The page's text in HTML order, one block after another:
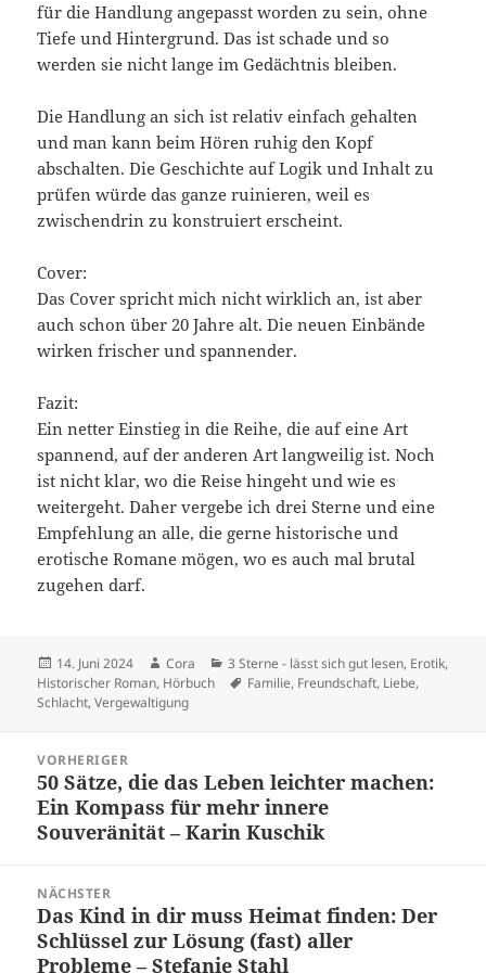
für die Handlung angepasst worden zu sein, ohne
Tiefe und Hintergrund. Das ist schade und so
werden sie nicht lange im Gedächtnis bleiben.
Die Handlung an sich ist relativ einfach gehalten
und man kann beim Hören ruhig den Kopf
abschalten. Die Geschichte auf Logik und Inhalt zu
prüfen würde das ganze ruinieren, weil es
zwischendrin zu konstruiert erscheint.
Cover:
Das Cover spricht mich nicht wirklich an, ist aber
auch schon über 20 Jahre alt. Die neuen Einbände
wirken frischer und spannender.
Fazit:
Ein netter Einstieg in die Reihe, die auf eine Art
spannend, auf der anderen Art langweilig ist. Noch
ist nicht klar, wo die Reise hingeht und wie es
weitergeht. Daher vergebe ich drei Sterne und eine
Empfehlung an alle, die gerne historische und
erotische Romane mögen, wo es auch mal brutal
zugehen darf.
Veröffentlicht
am
14. Juni 2024 Autor
Cora Kategorien
3 Sterne - lässt sich gut lesen, Erotik,
Historischer Roman, Hörbuch Schlagwörter
Familie, Freundschaft, Liebe,
Schlacht,Vergewaltigung
VORHERIGER
Vorheriger
Beitrag:
50 Sätze, die das Leben leichter machen:
Ein Kompass für mehr innere
Souveränität – Karin Kuschik
NÄCHSTER
Nächster
Beitrag:
Das Kind in dir muss Heimat finden: Der
Schlüssel zur Lösung (fast) aller
Probleme – Stefanie Stahl